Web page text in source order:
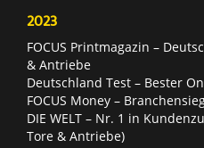
2023
FOCUS Printmagazin –
& Antriebe
Deutschland Test – Bester
FOCUS Money –
DIE WELT – Nr. 1 in
Tore & Antriebe)